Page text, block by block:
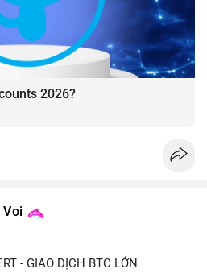
2026?
Voi
- GIAO DỊCH BTC LỚN